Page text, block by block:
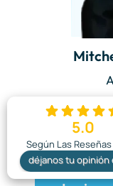
5.0
Según Las
déjanos tu opinión